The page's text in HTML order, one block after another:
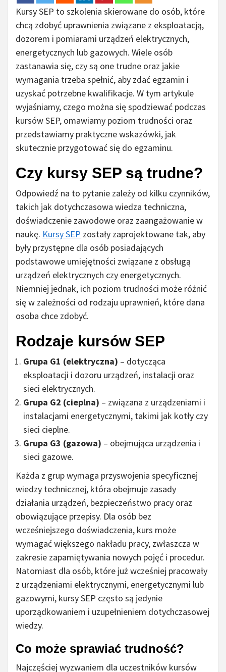
Kursy SEP to szkolenia skierowane do osób, które
chcą zdobyć uprawnienia związane z eksploatacją,
dozorem i pomiarami urządzeń elektrycznych,
energetycznych lub gazowych. Wiele osób
zastanawia się, czy są one trudne oraz jakie
wymagania trzeba spełnić, aby zdać egzamin i
uzyskać potrzebne kwalifikacje. W tym artykule
wyjaśniamy, czego można się spodziewać podczas
kursów SEP, omawiamy poziom trudności oraz
przedstawiamy praktyczne wskazówki, jak
skutecznie przygotować się do egzaminu.
Czy kursy SEP są trudne?
Odpowiedź na to pytanie zależy od kilku czynników,
takich jak dotychczasowa wiedza techniczna,
doświadczenie zawodowe oraz zaangażowanie w
naukę. Kursy SEP zostały zaprojektowane tak, aby
były przystępne dla osób posiadających
podstawowe umiejętności związane z obsługą
urządzeń elektrycznych czy energetycznych.
Niemniej jednak, ich poziom trudności może różnić
się w zależności od rodzaju uprawnień, które dana
osoba chce zdobyć.
Rodzaje kursów SEP
Grupa G1 (elektryczna) – dotycząca
eksploatacji i dozoru urządzeń, instalacji oraz
sieci elektrycznych.
Grupa G2 (cieplna) – związana z urządzeniami i
instalacjami energetycznymi, takimi jak kotły czy
sieci cieplne.
Grupa G3 (gazowa) – obejmująca urządzenia i
sieci gazowe.
Każda z grup wymaga przyswojenia specyficznej
wiedzy technicznej, która obejmuje zasady
działania urządzeń, bezpieczeństwo pracy oraz
obowiązujące przepisy. Dla osób bez
wcześniejszego doświadczenia, kurs może
wymagać większego nakładu pracy, zwłaszcza w
zakresie zapamiętywania nowych pojęć i procedur.
Natomiast dla osób, które już wcześniej pracowały
z urządzeniami elektrycznymi, energetycznymi lub
gazowymi, kursy SEP często są jedynie
uporządkowaniem i uzupełnieniem dotychczasowej
wiedzy.
Co może sprawiać trudność?
Najczęściej wyzwaniem dla uczestników kursów